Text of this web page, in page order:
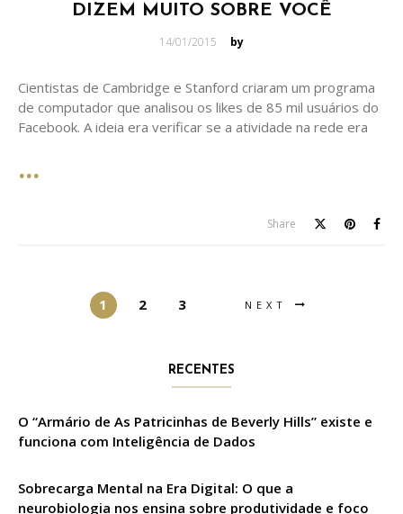
DIZEM MUITO SOBRE VOCÊ
Posted
14/01/2015 by
Cientistas de Cambridge e Stanford criaram um programa
de computador que analisou os likes de 85 mil usuários do
Facebook. A ideia era verificar se a atividade na rede era
Share
1 2 3 NEXT
RECENTES
O “Armário de As Patricinhas de Beverly Hills” existe e
funciona com Inteligência de Dados
Sobrecarga Mental na Era Digital: O que a
neurobiologia nos ensina sobre produtividade e foco